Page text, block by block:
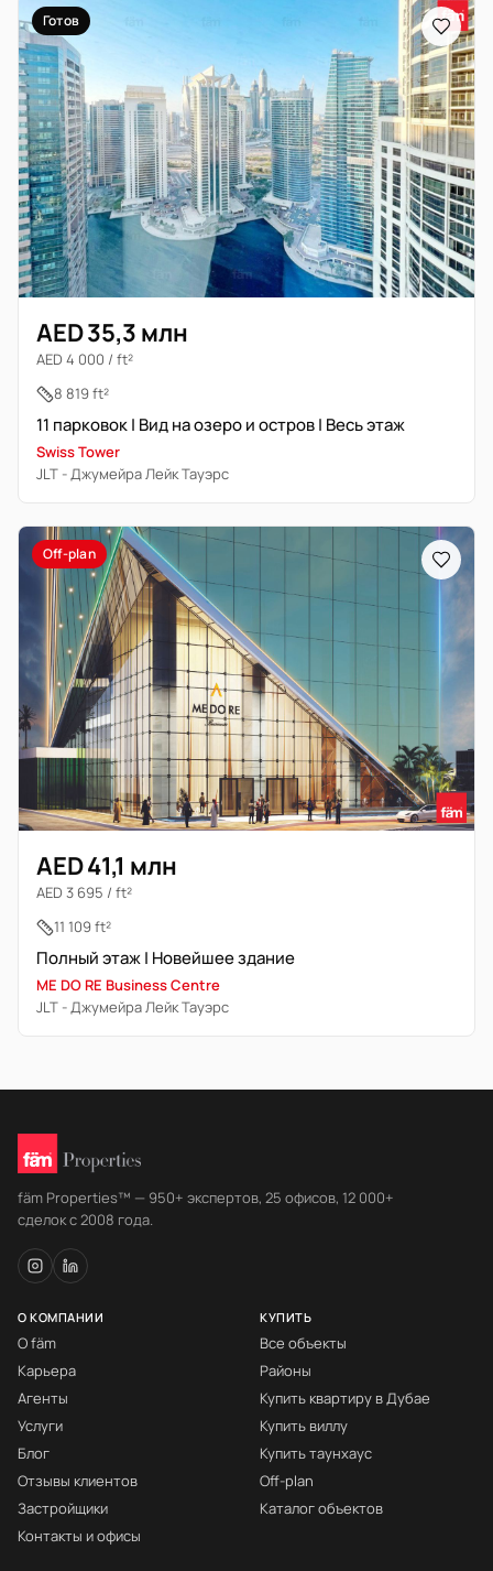
Готов
AED 35,3 млн
AED 4 000 / ft²
8 819 ft²
11 парковок | Вид на озеро и остров | Весь этаж
Swiss Tower
JLT - Джумейра Лейк Тауэрс
Off-plan
AED 41,1 млн
AED 3 695 / ft²
11 109 ft²
Полный этаж | Новейшее здание
ME DO RE Business Centre
JLT - Джумейра Лейк Тауэрс
fäm Properties™ — 950+ экспертов, 25 офисов, 12 000+
сделок с 2008 года.
О КОМПАНИИ
О fäm
Карьера
Агенты
Услуги
Блог
Отзывы клиентов
Застройщики
Контакты и офисы
КУПИТЬ
Все объекты
Районы
Купить квартиру в Дубае
Купить виллу
Купить таунхаус
Off-plan
Каталог объектов